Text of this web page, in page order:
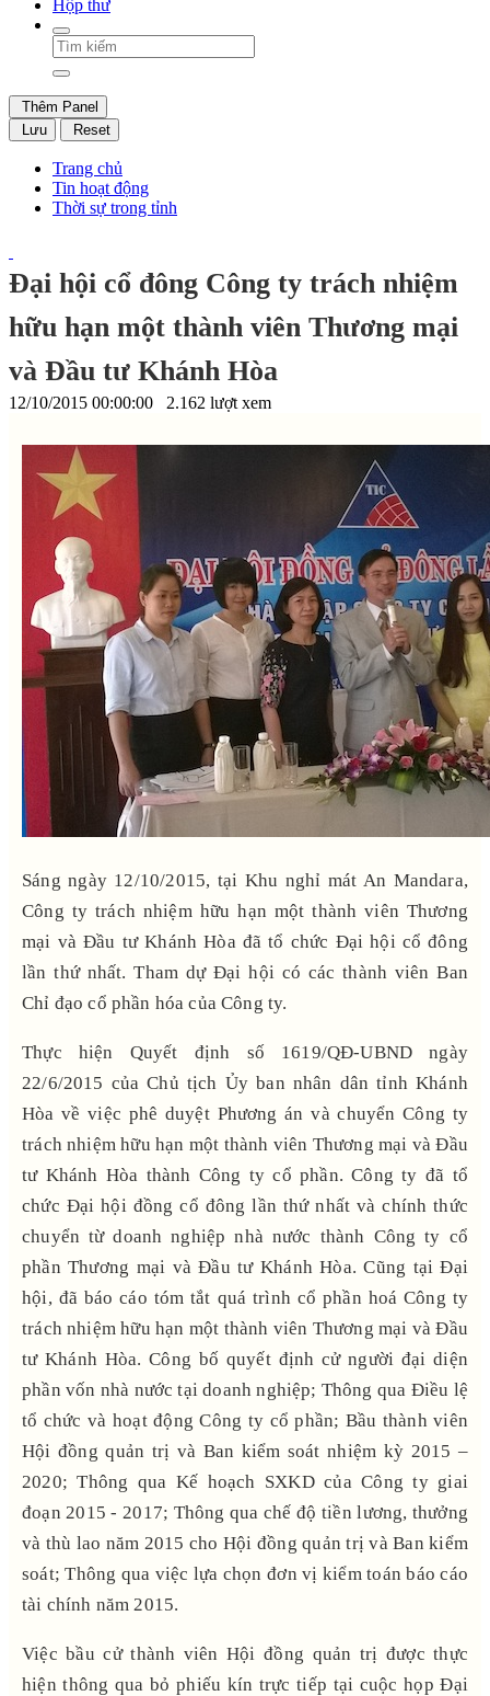
Hộp thư
Thêm Panel
Lưu
Reset
Trang chủ
Tin hoạt động
Thời sự trong tỉnh
Đại hội cổ đông Công ty trách nhiệm
hữu hạn một thành viên Thương mại
và Đầu tư Khánh Hòa
12/10/2015 00:00:00 2.162 lượt xem
Sáng ngày 12/10/2015, tại Khu nghỉ mát An Mandara,
Công ty trách nhiệm hữu hạn một thành viên Thương
mại và Đầu tư Khánh Hòa đã tổ chức Đại hội cổ đông
lần thứ nhất. Tham dự Đại hội có các thành viên Ban
Chỉ đạo cổ phần hóa của Công ty.
Thực hiện Quyết định số 1619/QĐ-UBND ngày
22/6/2015 của Chủ tịch Ủy ban nhân dân tỉnh Khánh
Hòa về việc phê duyệt Phương án và chuyển Công ty
trách nhiệm hữu hạn một thành viên Thương mại và Đầu
tư Khánh Hòa thành Công ty cổ phần. Công ty đã tổ
chức Đại hội đồng cổ đông lần thứ nhất và chính thức
chuyển từ doanh nghiệp nhà nước thành Công ty cổ
phần Thương mại và Đầu tư Khánh Hòa. Cũng tại Đại
hội, đã báo cáo tóm tắt quá trình cổ phần hoá Công ty
trách nhiệm hữu hạn một thành viên Thương mại và Đầu
tư Khánh Hòa. Công bố quyết định cử người đại diện
phần vốn nhà nước tại doanh nghiệp; Thông qua Điều lệ
tổ chức và hoạt động Công ty cổ phần; Bầu thành viên
Hội đồng quản trị và Ban kiểm soát nhiệm kỳ 2015 –
2020; Thông qua Kế hoạch SXKD của Công ty giai
đoạn 2015 - 2017; Thông qua chế độ tiền lương, thưởng
và thù lao năm 2015 cho Hội đồng quản trị và Ban kiểm
soát; Thông qua việc lựa chọn đơn vị kiểm toán báo cáo
tài chính năm 2015.
Việc bầu cử thành viên Hội đồng quản trị được thực
hiện thông qua bỏ phiếu kín trực tiếp tại cuộc họp Đại